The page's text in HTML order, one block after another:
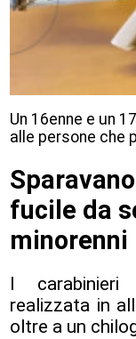
Un 16enne e un
alle persone che
fucile da
minorenni
I carabinieri
realizzata in
oltre a un